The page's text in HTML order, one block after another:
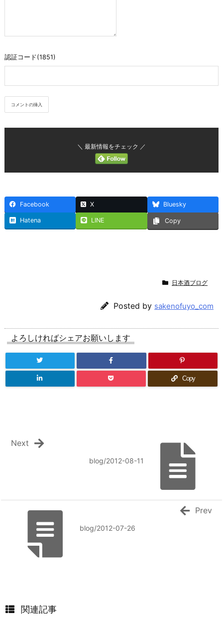
認証コード(1851)
＼ 最新情報をチェック ／
Facebook X Bluesky
Hatena LINE Copy
日本酒ブログ
Posted by sakenofuyo_com
よろしければシェアお願いします
Copy
blog/2012-08-11
Next
blog/2012-07-26
Prev
関連記事